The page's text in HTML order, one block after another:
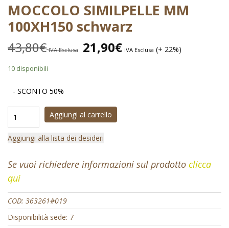
MOCCOLO SIMILPELLE MM
100XH150 schwarz
43,80€ IVA Esclusa 21,90€ IVA Esclusa (+ 22%)
10 disponibili
- SCONTO 50%
Aggiungi al carrello
Aggiungi alla lista dei desideri
Se vuoi richiedere informazioni sul prodotto clicca
qui
COD: 363261#019
Disponibilità sede: 7